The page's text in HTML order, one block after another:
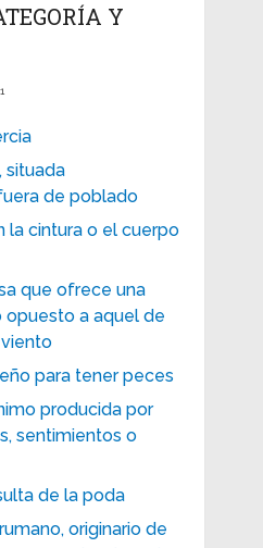
Y
situada
de poblado
la cintura o el cuerpo
que ofrece una
opuesto a aquel de
para tener peces
producida por
sentimientos o
de la poda
originario de